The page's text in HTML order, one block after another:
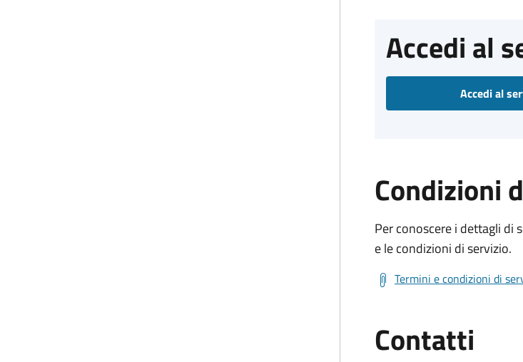
Accedi al
Accedi al
Condizioni
Per conoscere i dettagli di
e le condizioni di servizio.
Termini e condizioni di
Contatti